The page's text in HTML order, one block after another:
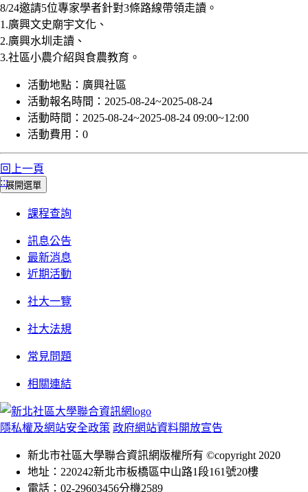
8/24邀請5位專家學者針對3條路線帶領走讀。
1.廣興文史廟宇文化、
2.廣興水圳走讀、
3.社區小農介紹與食農教育。
活動地點： 廣興社區
活動報名時間： 2025-08-24~2025-08-24
活動時間： 2025-08-24~2025-08-24 09:00~12:00
活動費用： 0
回上一頁
:::展開選單
課程查詢
訊息公告
最新消息
近期活動
社大一覽
社大法規
常見問題
相關連結
隱私權及網站安全政策 政府網站資料開放宣告
新北市社區大學聯合資訊網版權所有 ©copyright 2020
地址：220242新北市板橋區中山路1段161號20樓
電話：02-29603456分機2589